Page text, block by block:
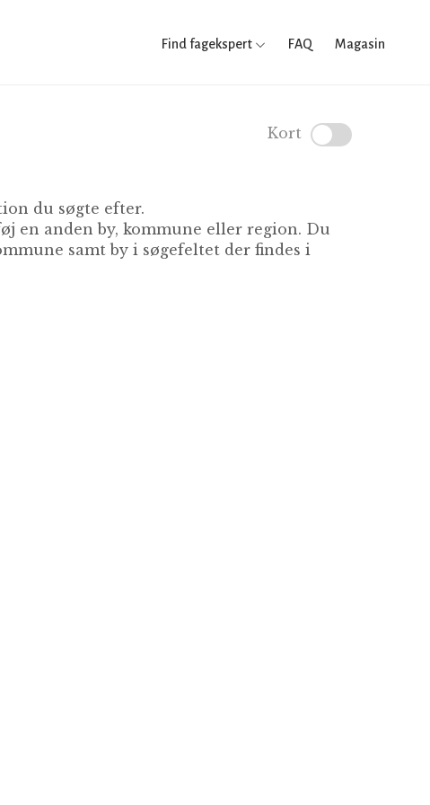
Find fagekspert FAQ Magasin
Kort
du søgte efter.
en anden by, kommune eller region. Du
samt by i søgefeltet der findes i